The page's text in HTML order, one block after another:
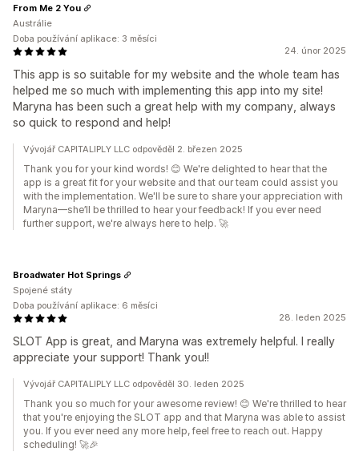
24. únor 2025
This app is so suitable for my website and the whole team has
helped me so much with implementing this app into my site!
Maryna has been such a great help with my company, always
so quick to respond and help!
From Me 2 You
Austrálie
Doba používání aplikace: 3 měsíci
Vývojář CAPITALIPLY LLC odpověděl 2. březen 2025
Thank you for your kind words! 😊 We're delighted to hear that the
app is a great fit for your website and that our team could assist you
with the implementation. We'll be sure to share your appreciation with
Maryna—she’ll be thrilled to hear your feedback! If you ever need
further support, we're always here to help. 🚀
28. leden 2025
SLOT App is great, and Maryna was extremely helpful. I really
appreciate your support! Thank you!!
Broadwater Hot Springs
Spojené státy
Doba používání aplikace: 6 měsíci
Vývojář CAPITALIPLY LLC odpověděl 30. leden 2025
Thank you so much for your awesome review! 😊 We're thrilled to hear
that you're enjoying the SLOT app and that Maryna was able to assist
you. If you ever need any more help, feel free to reach out. Happy
scheduling! 🚀🎉